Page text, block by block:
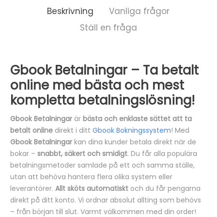
Beskrivning
Vanliga frågor
Ställ en fråga
B
e
s
k
r
i
v
n
i
n
Gbook Betalningar – Ta betalt
online med bästa och mest
kompletta betalningslösning!
Gbook Betalningar är bästa och enklaste sättet att ta
betalt online direkt i ditt Gbook Bokningssystem! Med
Gbook Betalningar kan dina kunder betala direkt när de
bokar – snabbt, säkert och smidigt. Du får alla populära
betalningsmetoder samlade på ett och samma ställe,
utan att behöva hantera flera olika system eller
leverantörer. Allt sköts automatiskt och du får pengarna
direkt på ditt konto. Vi ordnar absolut allting som behövs
– från början till slut. Varmt välkommen med din order!